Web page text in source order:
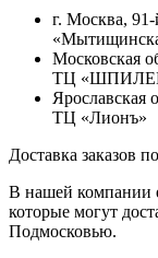
г. Москва,
Московская
ТЦ
Ярославская
ТЦ «Лионъ»
Доставка заказов
В нашей компании
которые могут
Подмосковью.